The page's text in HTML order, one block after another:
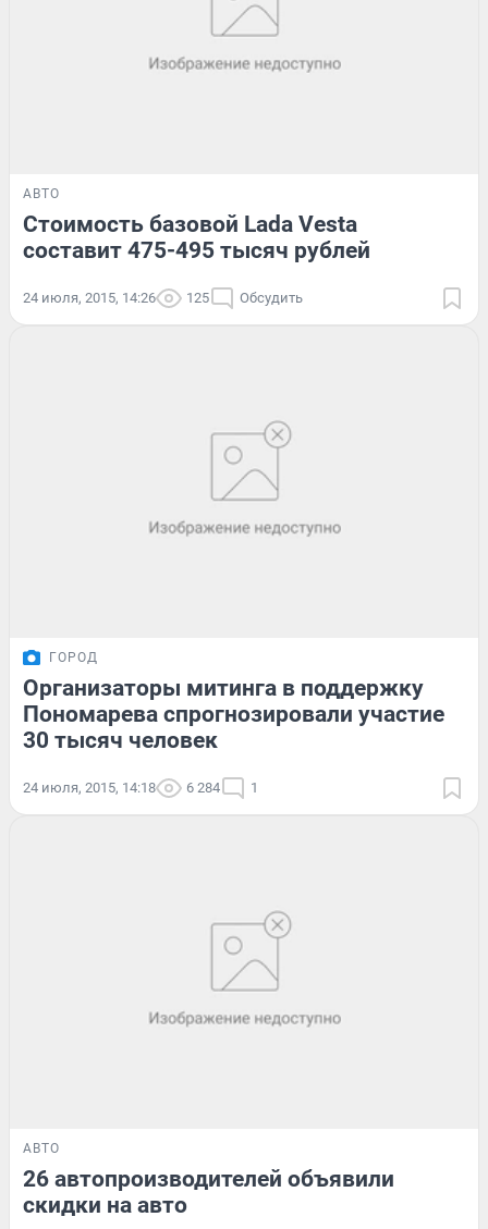
АВТО
Стоимость базовой Lada Vesta
составит 475-495 тысяч рублей
24 июля, 2015, 14:26 125 Обсудить
ГОРОД
Организаторы митинга в поддержку
Пономарева спрогнозировали участие
30 тысяч человек
24 июля, 2015, 14:18 6 284 1
АВТО
26 автопроизводителей объявили
скидки на авто